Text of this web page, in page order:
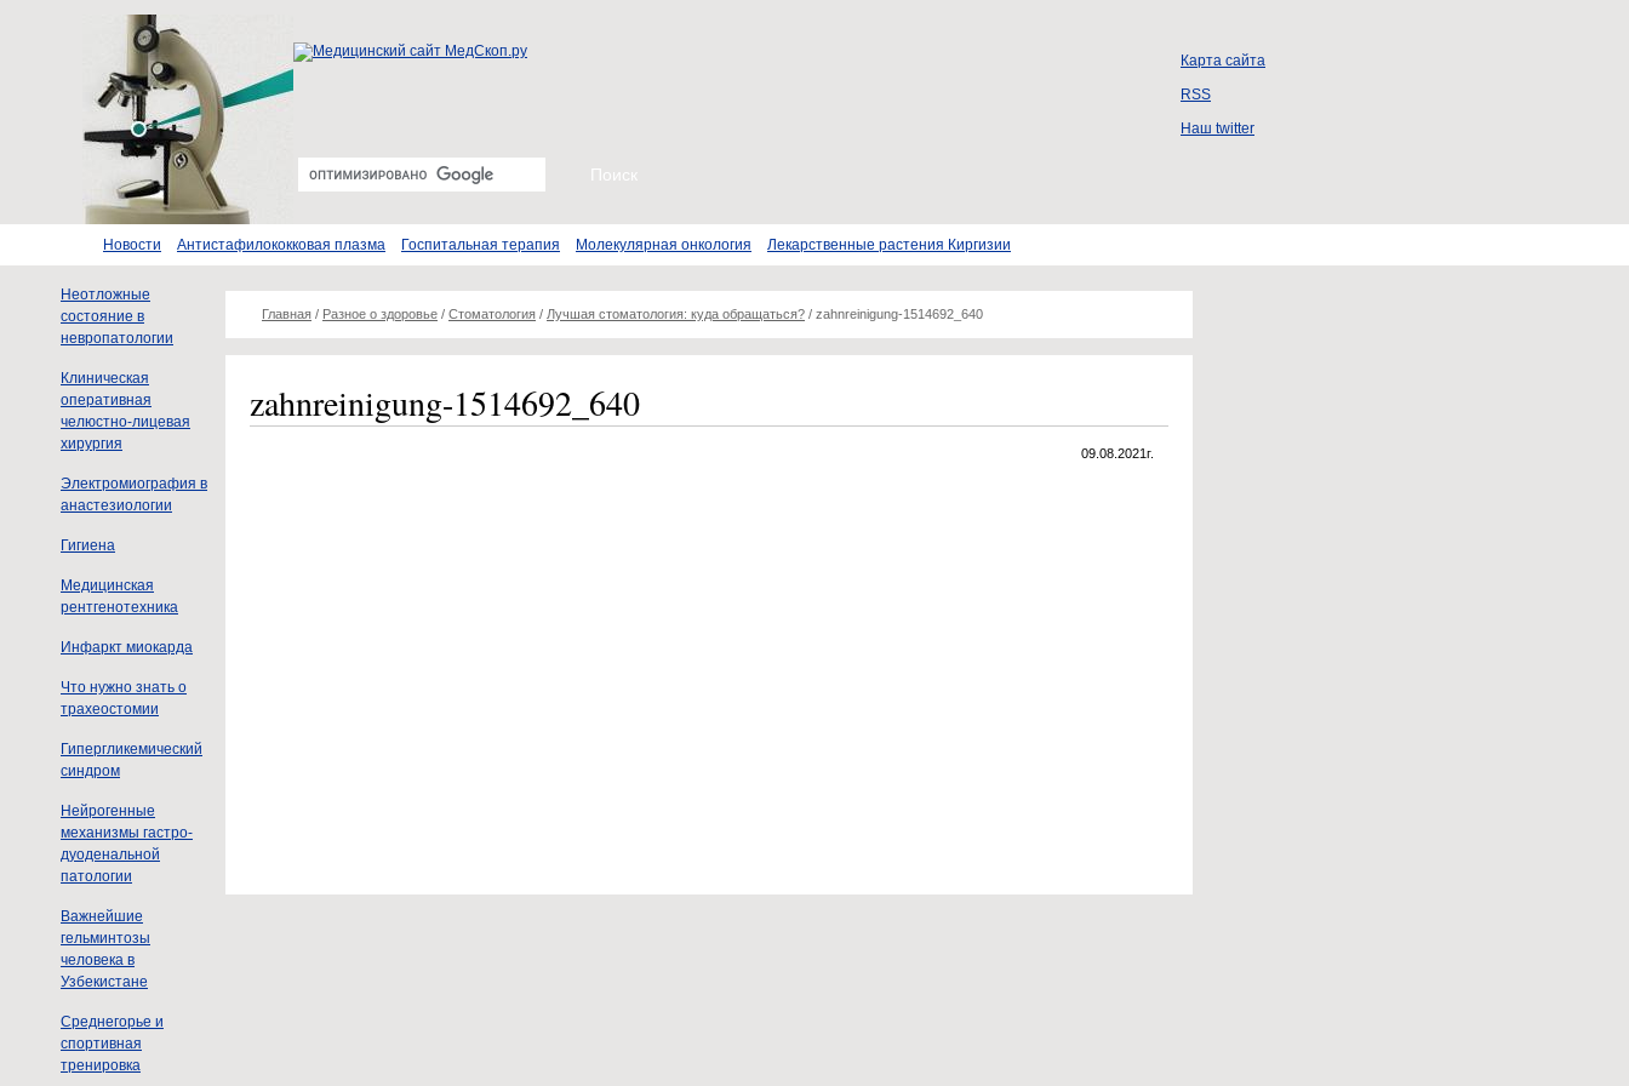
Карта сайта
RSS
Наш twitter
Новости Антистафилококковая плазма Госпитальная терапия Молекулярная онкология Лекарственные растения Киргизии
Неотложные
состояние в
невропатологии
Клиническая
оперативная
челюстно-лицевая
хирургия
Электромиография в
анастезиологии
Гигиена
Медицинская
рентгенотехника
Инфаркт миокарда
Что нужно знать о
трахеостомии
Гипергликемический
синдром
Нейрогенные
механизмы гастро-
дуоденальной
патологии
Важнейшие
гельминтозы
человека в
Узбекистане
Среднегорье и
спортивная
тренировка
Главная / Разное о здоровье / Стоматология / Лучшая стоматология: куда обращаться? / zahnreinigung-1514692_640
zahnreinigung-1514692_640
09.08.2021г.